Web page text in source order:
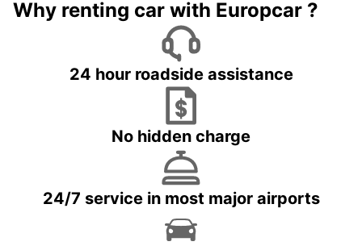
Why renting car with Europcar ?
24 hour roadside assistance
No hidden charge
24/7 service in most major airports